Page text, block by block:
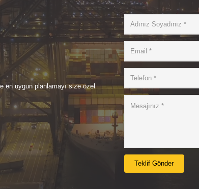
en uygun planlamayı size özel
Teklif Gönder